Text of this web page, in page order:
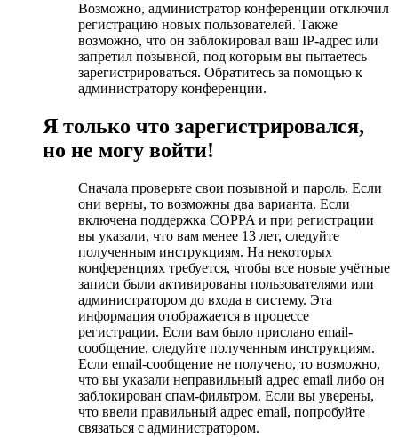
Возможно, администратор конференции отключил
регистрацию новых пользователей. Также
возможно, что он заблокировал ваш IP-адрес или
запретил позывной, под которым вы пытаетесь
зарегистрироваться. Обратитесь за помощью к
администратору конференции.
Я только что зарегистрировался,
но не могу войти!
Сначала проверьте свои позывной и пароль. Если
они верны, то возможны два варианта. Если
включена поддержка COPPA и при регистрации
вы указали, что вам менее 13 лет, следуйте
полученным инструкциям. На некоторых
конференциях требуется, чтобы все новые учётные
записи были активированы пользователями или
администратором до входа в систему. Эта
информация отображается в процессе
регистрации. Если вам было прислано email-
сообщение, следуйте полученным инструкциям.
Если email-сообщение не получено, то возможно,
что вы указали неправильный адрес email либо он
заблокирован спам-фильтром. Если вы уверены,
что ввели правильный адрес email, попробуйте
связаться с администратором.